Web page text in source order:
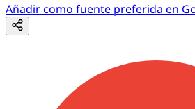
Añadir como fuente preferida en